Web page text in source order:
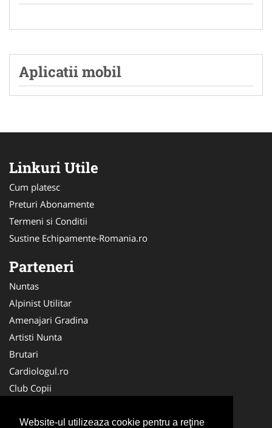
Website-ul utilizeaza cookie pentru a reţine
Aplicatii mobil
Linkuri Utile
Cum platesc
Preturi Abonamente
Termeni si Conditii
Sustine Echipamente-Romania.ro
Parteneri
Nuntas
Alpinist Utilitar
Amenajari Gradina
Artisti Nunta
Brutari
Cardiologul.ro
Club Copii
Ambalaje Romania